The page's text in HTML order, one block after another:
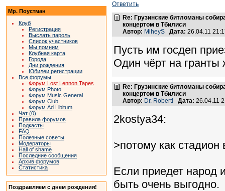
Мр. Поустман
Клуб
Регистрация
Выслать пароль
Список участников
Мы помним
Клубная карта
Города
Дни рождения
Юбилеи регистрации
Все форумы
Форум Lost Lennon Tapes
Форум Photo
Форум Music General
Форум Club
Форум Ad Libitum
Чат (0)
Правила форумов
Подкасты
FAQ
Полезные советы
Модераторы
Hall of shame
Последние сообщения
Архив форумов
Статистика
Поздравляем с днем рождения!
Ответить
Re: Грузинские битломаны
концертом в Тбилиси
Автор: MiheyS Дата: 26.04.11
Пусть им госдеп
Один чёрт на гранты
Re: Грузинские битломаны
концертом в Тбилиси
Автор: Dr. Robert! Дата: 26.04.11
2kostya34:
>потому как
Если приедет народ
быть очень выгодно.